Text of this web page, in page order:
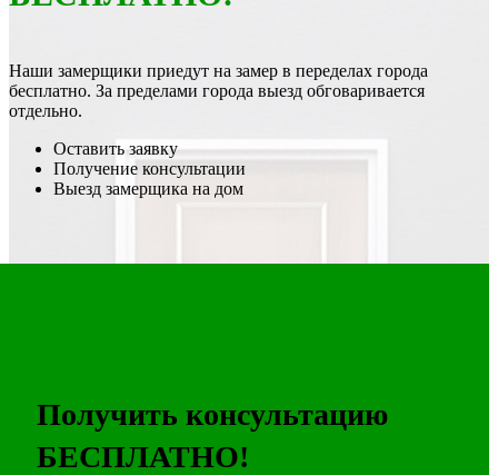
Наши замерщики приедут на замер в переделах города
бесплатно. За пределами города выезд обговаривается
отдельно.
Оставить заявку
Получение консультации
Выезд замерщика на дом
Получить консультацию
БЕСПЛАТНО!